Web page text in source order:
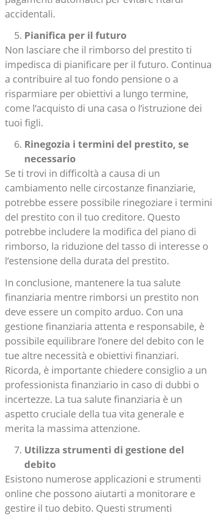
accidentali.
Pianifica per il futuro
Non lasciare che il rimborso del prestito ti
impedisca di pianificare per il futuro. Continua
a contribuire al tuo fondo pensione o a
risparmiare per obiettivi a lungo termine,
come l’acquisto di una casa o l’istruzione dei
tuoi figli.
Rinegozia i termini del prestito, se
necessario
Se ti trovi in difficoltà a causa di un
cambiamento nelle circostanze finanziarie,
potrebbe essere possibile rinegoziare i termini
del prestito con il tuo creditore. Questo
potrebbe includere la modifica del piano di
rimborso, la riduzione del tasso di interesse o
l’estensione della durata del prestito.
In conclusione, mantenere la tua salute
finanziaria mentre rimborsi un prestito non
deve essere un compito arduo. Con una
gestione finanziaria attenta e responsabile, è
possibile equilibrare l’onere del debito con le
tue altre necessità e obiettivi finanziari.
Ricorda, è importante chiedere consiglio a un
professionista finanziario in caso di dubbi o
incertezze. La tua salute finanziaria è un
aspetto cruciale della tua vita generale e
merita la massima attenzione.
Utilizza strumenti di gestione del
debito
Esistono numerose applicazioni e strumenti
online che possono aiutarti a monitorare e
gestire il tuo debito. Questi strumenti